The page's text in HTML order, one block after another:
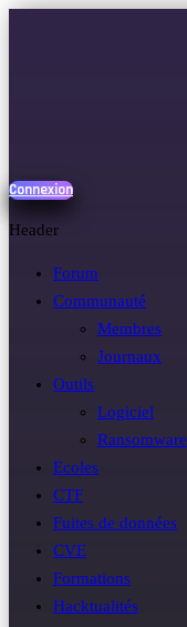
Connexion
Header
Forum
Communauté
Membres
Journaux
Outils
Logiciel
Ransomware
Ecoles
CTF
Fuites de données
CVE
Formations
Hacktualités